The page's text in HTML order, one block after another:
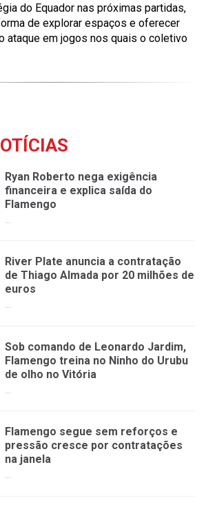
do Equador nas próximas partidas,
de explorar espaços e oferecer
ataque em jogos nos quais o coletivo
Ryan Roberto nega exigência
financeira e explica saída do
Flamengo
...
River Plate anuncia a contratação
de Thiago Almada por 20 milhões de
euros
...
Sob comando de Leonardo Jardim,
Flamengo treina no Ninho do Urubu
de olho no Vitória
Flamengo segue sem reforços e
pressão cresce por contratações
na janela
...